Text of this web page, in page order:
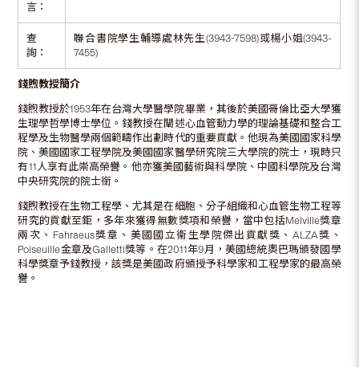
言：
查
詢：
聯合書院學生輔導處林先生(3943-7598)或楊小姐(3943-
7455)
錢煦教授簡介
錢煦教授於1953年在台灣大學醫學院畢業，其後於美國哥倫比亞大學獲
生理學哲學博士學位。錢教授在闡述心血管動力學的理論基礎和整合工
程學及生物醫學兩個範疇作出劃時代的重要貢獻。他現為美國國家科學
院、美國國家工程學院及美國國家醫學研究院三大學院的院士，現時只
有11人享有此崇高榮譽。他亦獲美國藝術與科學院、中國科學院及台灣
中央研究院的院士銜。
錢煦教授在生物工程學、尤其是在細胞、分子組織和心血管生物工程等
研究的貢獻至鉅，多年來獲得無數獎項和榮譽，當中包括Melville獎章
兩次、Fahraeus獎章、美國國立衞生學院傑出貢獻獎、ALZA獎、
Poiseuille金章及Galletti獎等。在2011年9月，美國總統奧巴瑪頒發國學
科學獎章予錢教授，該獎是美國政府頒授予科學家和工程學家的最高榮
譽。